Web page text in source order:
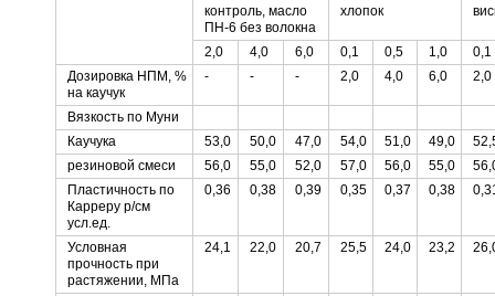
контроль, масло
ПН-6 без волокна
хлопок
2,0 4,0 6,0 0,1 0,5 1,0
0,1
Дозировка НПМ, %
на каучук
- - - 2,0 4,0 6,0 2,0
Вязкость по Муни
Каучука
53,0 50,0 47,0 54,0 51,0 49,0
резиновой смеси
56,0 55,0 52,0 57,0 56,0 55,0
Пластичность по
Карреру р/см
усл.ед.
0,36 0,38 0,39 0,35 0,37 0,38
Условная
прочность при
растяжении, МПа
24,1 22,0 20,7 25,5 24,0 23,2